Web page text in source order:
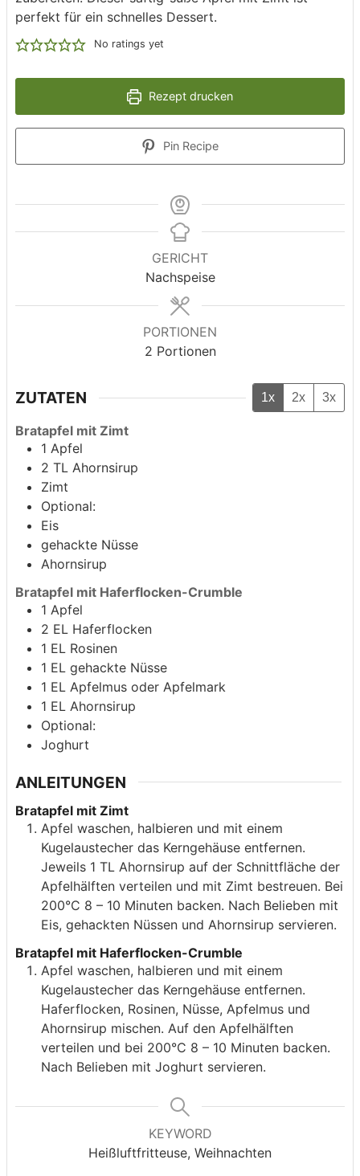
perfekt für ein schnelles Dessert.
No ratings yet
Rezept drucken
Pin Recipe
GERICHT
Nachspeise
PORTIONEN
2 Portionen
ZUTATEN 1x 2x 3x
Bratapfel mit Zimt
1 Apfel
2 TL Ahornsirup
Zimt
Optional:
Eis
gehackte Nüsse
Ahornsirup
Bratapfel mit Haferflocken-Crumble
1 Apfel
2 EL Haferflocken
1 EL Rosinen
1 EL gehackte Nüsse
1 EL Apfelmus oder Apfelmark
1 EL Ahornsirup
Optional:
Joghurt
ANLEITUNGEN
Bratapfel mit Zimt
Apfel waschen, halbieren und mit einem
Kugelaustecher das Kerngehäuse entfernen.
Jeweils 1 TL Ahornsirup auf der Schnittfläche der
Apfelhälften verteilen und mit Zimt bestreuen. Bei
200°C 8 – 10 Minuten backen. Nach Belieben mit
Eis, gehackten Nüssen und Ahornsirup servieren.
Bratapfel mit Haferflocken-Crumble
Apfel waschen, halbieren und mit einem
Kugelaustecher das Kerngehäuse entfernen.
Haferflocken, Rosinen, Nüsse, Apfelmus und
Ahornsirup mischen. Auf den Apfelhälften
verteilen und bei 200°C 8 – 10 Minuten backen.
Nach Belieben mit Joghurt servieren.
KEYWORD
Heißluftfritteuse, Weihnachten